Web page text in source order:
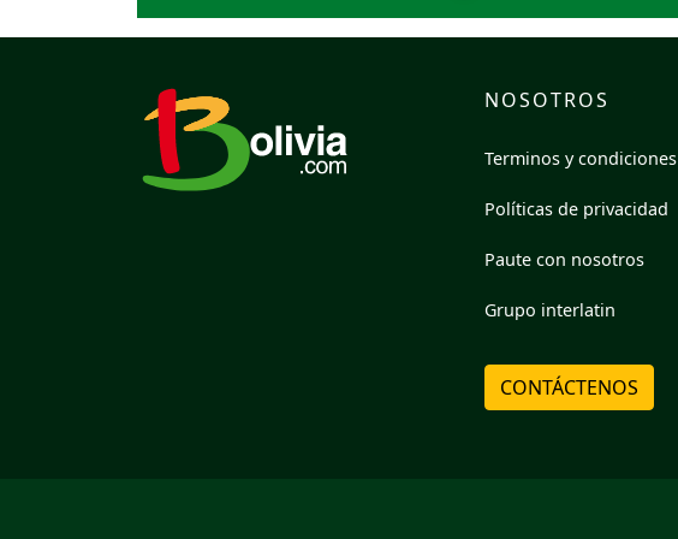
NOSOTROS
Terminos y condiciones
Políticas de privacidad
Paute con nosotros
Grupo interlatin
CONTÁCTENOS